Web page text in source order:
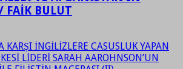
FAİK BULUT